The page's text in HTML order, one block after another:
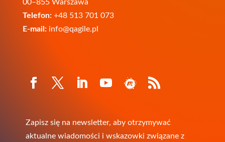
00–855 Warszawa
Telefon: +48 513 701 073
E-mail: info@qagile.pl
Zapisz się na newsletter, aby otrzymywać
aktualne wiadomości i wskazowki związane z